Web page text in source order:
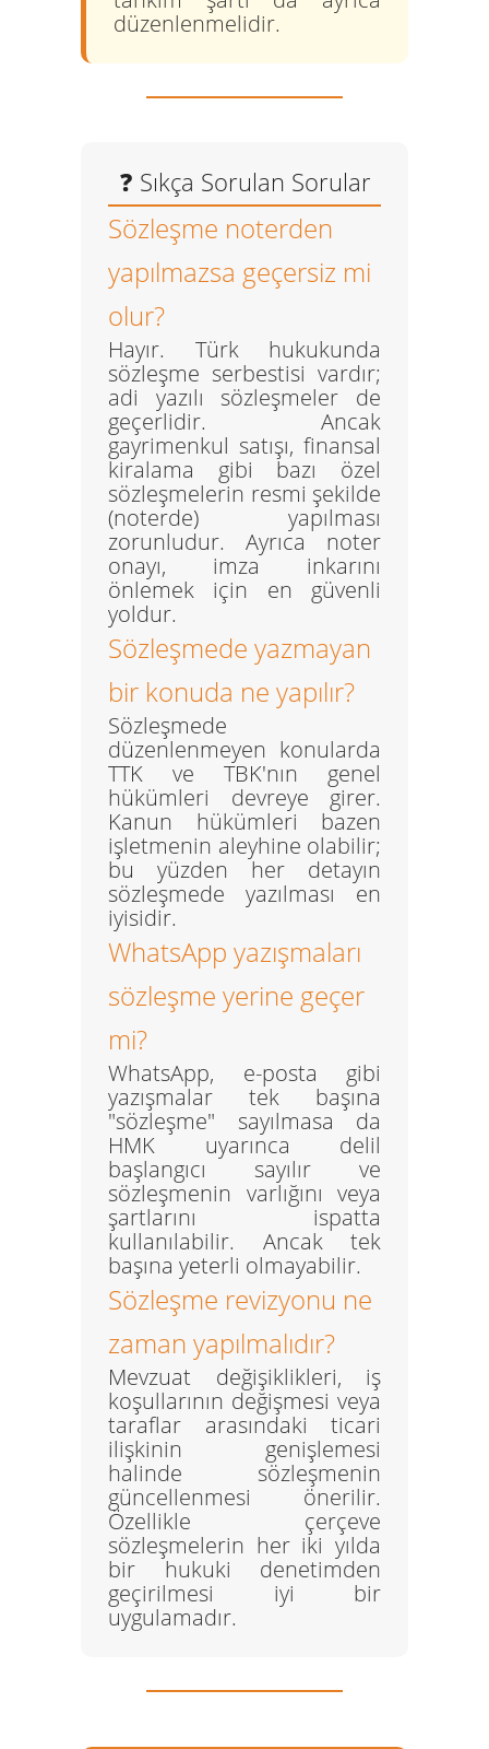
düzenlenmelidir.
❓ Sıkça Sorulan Sorular
Sözleşme noterden
yapılmazsa geçersiz mi
olur?
Hayır. Türk hukukunda
sözleşme serbestisi vardır;
adi yazılı sözleşmeler de
geçerlidir. Ancak
gayrimenkul satışı, finansal
kiralama gibi bazı özel
sözleşmelerin resmi şekilde
(noterde) yapılması
zorunludur. Ayrıca noter
onayı, imza inkarını
önlemek için en güvenli
yoldur.
Sözleşmede yazmayan
bir konuda ne yapılır?
Sözleşmede
düzenlenmeyen konularda
TTK ve TBK'nın genel
hükümleri devreye girer.
Kanun hükümleri bazen
işletmenin aleyhine olabilir;
bu yüzden her detayın
sözleşmede yazılması en
iyisidir.
WhatsApp yazışmaları
sözleşme yerine geçer
mi?
WhatsApp, e-posta gibi
yazışmalar tek başına
"sözleşme" sayılmasa da
HMK uyarınca delil
başlangıcı sayılır ve
sözleşmenin varlığını veya
şartlarını ispatta
kullanılabilir. Ancak tek
başına yeterli olmayabilir.
Sözleşme revizyonu ne
zaman yapılmalıdır?
Mevzuat değişiklikleri, iş
koşullarının değişmesi veya
taraflar arasındaki ticari
ilişkinin genişlemesi
halinde sözleşmenin
güncellenmesi önerilir.
Özellikle çerçeve
sözleşmelerin her iki yılda
bir hukuki denetimden
geçirilmesi iyi bir
uygulamadır.